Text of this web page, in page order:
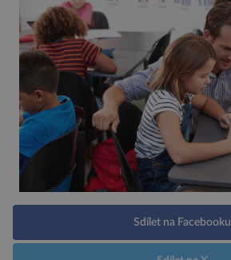
Sdílet na Facebooku